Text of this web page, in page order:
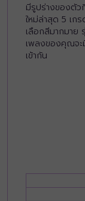
มีรูปร่างของตัว
ใหม่ล่าสุด 5 เก
เลือกสีมากมาย
เพลงของคุณจะ
เข้ากัน